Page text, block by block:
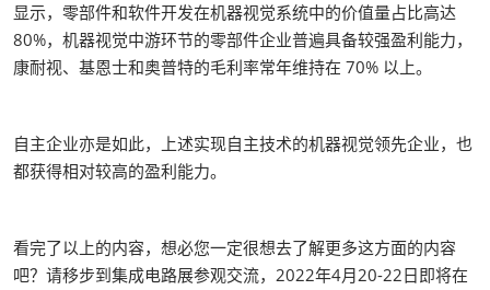
显示，零部件和软件开发在机器视觉系统中的价值量占比高达
80%，机器视觉中游环节的零部件企业普遍具备较强盈利能力，
康耐视、基恩士和奥普特的毛利率常年维持在 70% 以上。
自主企业亦是如此，上述实现自主技术的机器视觉领先企业，也
都获得相对较高的盈利能力。
看完了以上的内容，想必您一定很想去了解更多这方面的内容
吧？请移步到集成电路展参观交流，2022年4月20-22日即将在